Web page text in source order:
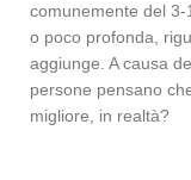
comunemente del
o poco profonda,
aggiunge. A causa
persone pensano
migliore, in realtà?